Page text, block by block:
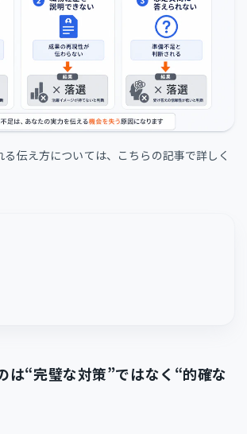
伝え方については、こちらの記事で詳しく
は“完璧な対策”ではなく“的確な